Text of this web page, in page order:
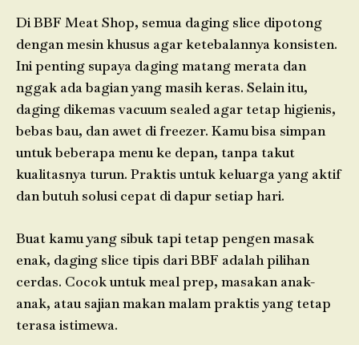
Di BBF Meat Shop, semua daging slice dipotong
dengan mesin khusus agar ketebalannya konsisten.
Ini penting supaya daging matang merata dan
nggak ada bagian yang masih keras. Selain itu,
daging dikemas vacuum sealed agar tetap higienis,
bebas bau, dan awet di freezer. Kamu bisa simpan
untuk beberapa menu ke depan, tanpa takut
kualitasnya turun. Praktis untuk keluarga yang aktif
dan butuh solusi cepat di dapur setiap hari.
Buat kamu yang sibuk tapi tetap pengen masak
enak, daging slice tipis dari BBF adalah pilihan
cerdas. Cocok untuk meal prep, masakan anak-
anak, atau sajian makan malam praktis yang tetap
terasa istimewa.